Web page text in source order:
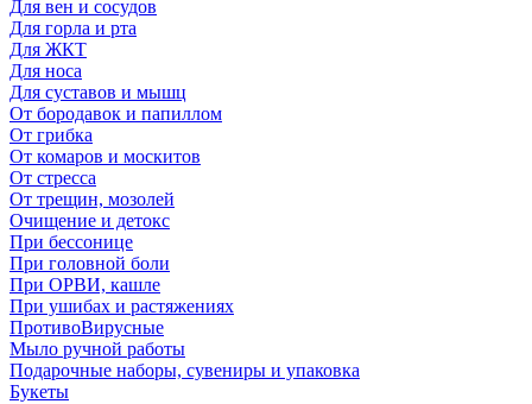
Для вен и сосудов
Для горла и рта
Для ЖКТ
Для носа
Для суставов и мышц
От бородавок и папиллом
От грибка
От комаров и москитов
От стресса
От трещин, мозолей
Очищение и детокс
При бессонице
При головной боли
При ОРВИ, кашле
При ушибах и растяжениях
ПротивоВирусные
Мыло ручной работы
Подарочные наборы, сувениры и упаковка
Букеты